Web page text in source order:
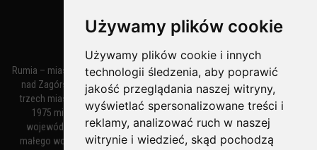
Używamy plików cookie
Używamy plików cookie i innych
technologii śledzenia, aby poprawić
jakość przeglądania naszej witryny,
wyświetlać spersonalizowane treści i
reklamy, analizować ruch w naszej
witrynie i wiedzieć, skąd pochodzą
Rumia – miasto w województwie pomorskim, w powiecie wejherowskim
nad Zagórską Strugą. Z miastami Wejherowem i Redą tworzy zespół
trzech miast zwany Małym Trójmiastem Kaszubskim. W latach 1945–
1975 miasto administracyjnie należało do tak zwanego dużego
województwa gdańskiego, a w latach 1975–1998 do tak zwanego
małego województwa gdańskiego. Według danych z 1 stycznia 2018